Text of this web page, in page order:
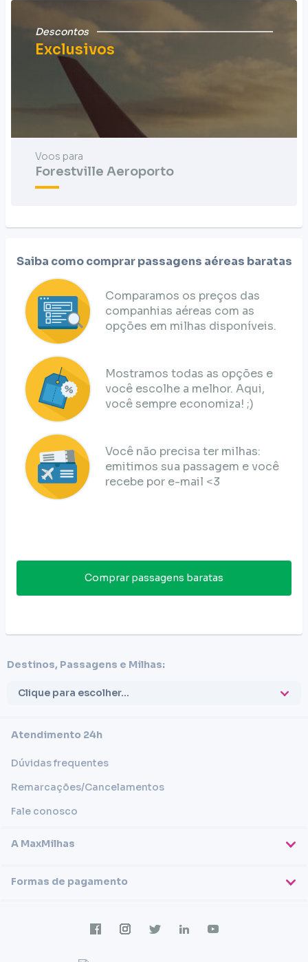
Descontos
Exclusivos
Voos para
Forestville Aeroporto
Saiba como comprar passagens aéreas baratas
Comparamos os preços das
companhias aéreas com as
opções em milhas disponíveis.
Mostramos todas as opções e
você escolhe a melhor. Aqui,
você sempre economiza! ;)
Você não precisa ter milhas:
emitimos sua passagem e você
recebe por e-mail <3
Comprar passagens baratas
Destinos, Passagens e Milhas:
Clique para escolher...
A MaxMilhas
Atendimento 24h
Dúvidas frequentes
Remarcações/Cancelamentos
Fale conosco
Formas de pagamento